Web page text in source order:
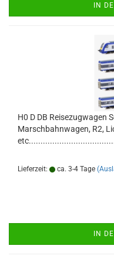
IN
H0 D DB Reisezugwagen
Marschbahnwagen, R2,
Lieferzeit: ca. 3-4 Tage
IN